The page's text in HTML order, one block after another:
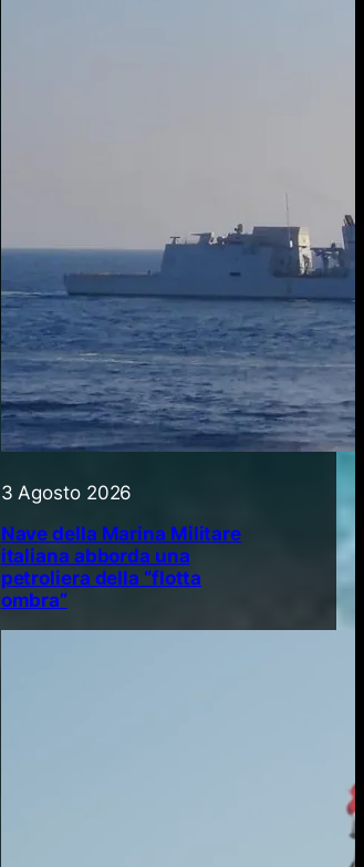
3 Agosto 2026
Nave della Marina Militare
italiana abborda una
petroliera della “flotta
ombra”